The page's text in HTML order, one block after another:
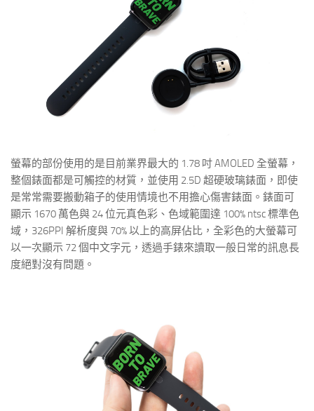
螢幕的部份使用的是目前業界最大的 1.78 吋 AMOLED 全螢幕，
整個錶面都是可觸控的材質，並使用 2.5D 超硬玻璃錶面，即使
是常常需要搬動箱子的使用情境也不用擔心傷害錶面。錶面可
顯示 1670 萬色與 24 位元真色彩、色域範圍達 100% ntsc 標準色
域，326PPI 解析度與 70% 以上的高屏佔比，全彩色的大螢幕可
以一次顯示 72 個中文字元，透過手錶來讀取一般日常的訊息長
度絕對沒有問題。